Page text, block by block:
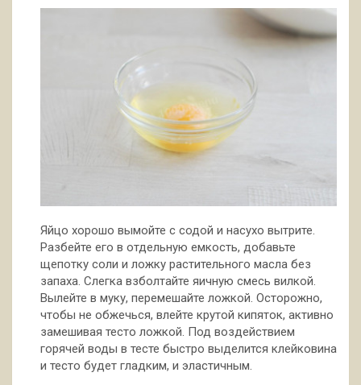
Яйцо хорошо вымойте с содой и насухо вытрите.
Разбейте его в отдельную емкость, добавьте
щепотку соли и ложку растительного масла без
запаха. Слегка взболтайте яичную смесь вилкой.
Вылейте в муку, перемешайте ложкой. Осторожно,
чтобы не обжечься, влейте крутой кипяток, активно
замешивая тесто ложкой. Под воздействием
горячей воды в тесте быстро выделится клейковина
и тесто будет гладким, и эластичным.